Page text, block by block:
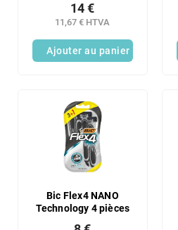
200 ml + Support
11,67 € HTVA
14 €
Ajouter au panier
Bic Flex4 NANO
Technology 4 pièces